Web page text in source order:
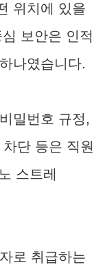
위치에 있을
보안은 인적
나였습니다.
밀번호 규정,
단 등은 직원
스트레
로 취급하는